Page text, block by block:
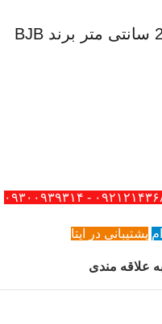
پشتیبانی در ایتا
علاقه مندی